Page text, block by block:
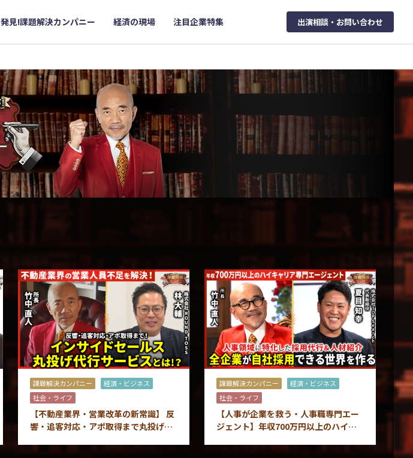
発見!課題解決カンパニー 経済の現場 注目企業特集 出演相談・お問い合わせ
課題解決カンパニー
経済・ビジネス
社会・ライフ
【不動産業界・営業改革の新常識】 反
響・追客対応・アポ取得まで丸投げ！
とは？
課題解決カンパニー
経済・ビジネス
社会・ライフ
【人事が企業を救う・人事職専門エー
ジェント】年収700万円以上のハイキ